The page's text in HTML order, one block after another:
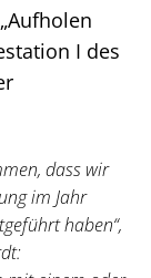
I des
dass wir
im Jahr
haben“,